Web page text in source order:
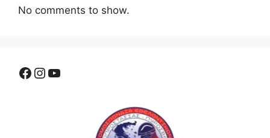
No comments to show.